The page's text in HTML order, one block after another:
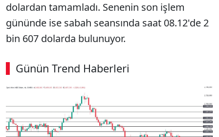
dolardan tamamladı. Senenin son işlem
gününde ise sabah seansında saat 08.12'de 2
bin 607 dolarda bulunuyor.
Günün Trend Haberleri